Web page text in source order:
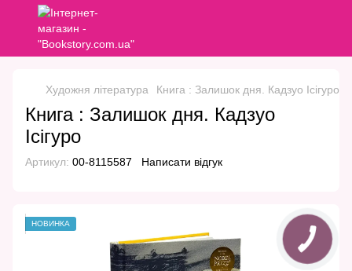
Художня література Книга : Залишок дня. Кадзуо Ісігуро
Книга : Залишок дня. Кадзуо
Ісігуро
Артикул: 00-8115587 Написати відгук
НОВИНКА